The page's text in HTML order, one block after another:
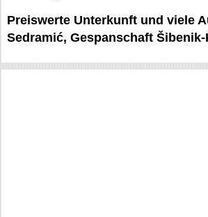
Preiswerte Unterkunft und viele
Sedramić, Gespanschaft